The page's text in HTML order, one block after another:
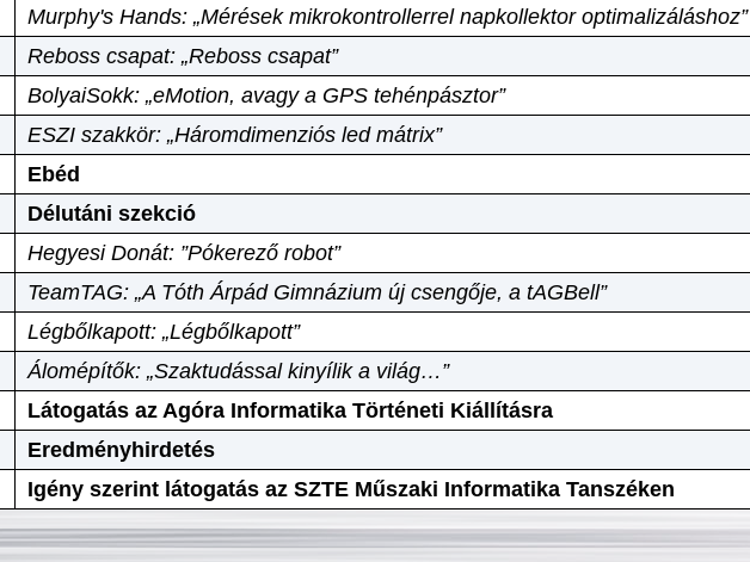
Murphy's Hands: „Mérések mikrokontrollerrel napkollektor optimalizáláshoz”
Reboss csapat: „Reboss csapat”
BolyaiSokk: „eMotion, avagy a GPS tehénpásztor”
ESZI szakkör: „Háromdimenziós led mátrix”
Ebéd
Délutáni szekció
Hegyesi Donát: ”Pókerező robot”
TeamTAG: „A Tóth Árpád Gimnázium új csengője, a tAGBell”
Légbőlkapott: „Légbőlkapott”
Álomépítők: „Szaktudással kinyílik a világ…”
Látogatás az Agóra Informatika Történeti Kiállításra
Eredményhirdetés
Igény szerint látogatás az SZTE Műszaki Informatika Tanszéken